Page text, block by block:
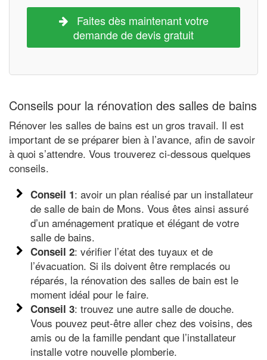
Faites dès maintenant votre
demande de devis gratuit
Conseils pour la rénovation des salles de bains
Rénover les salles de bains est un gros travail. Il est
important de se préparer bien à l’avance, afin de savoir
à quoi s’attendre. Vous trouverez ci-dessous quelques
conseils.
Conseil 1: avoir un plan réalisé par un installateur
de salle de bain de Mons. Vous êtes ainsi assuré
d’un aménagement pratique et élégant de votre
salle de bains.
Conseil 2: vérifier l’état des tuyaux et de
l’évacuation. Si ils doivent être remplacés ou
réparés, la rénovation des salles de bain est le
moment idéal pour le faire.
Conseil 3: trouvez une autre salle de douche.
Vous pouvez peut-être aller chez des voisins, des
amis ou de la famille pendant que l’installateur
installe votre nouvelle plomberie.